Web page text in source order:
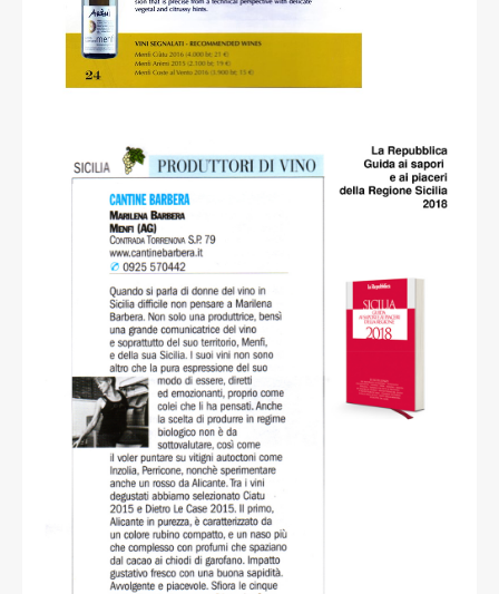
read more